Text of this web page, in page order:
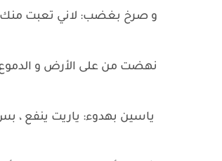
و صرخ بغضب: لاني تعبت منك،
نهضت من على الأرض و
ياسين بهدوء: ياريت ينفع ،